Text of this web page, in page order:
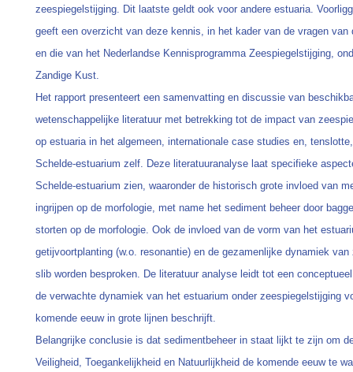
zeespiegelstijging. Dit laatste geldt ook voor andere estuaria.
geeft een overzicht van deze kennis, in het kader van de vragen van
en die van het Nederlandse Kennisprogramma Zeespiegelstijging,
Zandige Kust.
Het rapport presenteert een samenvatting en discussie van
wetenschappelijke literatuur met betrekking tot de impact van
op estuaria in het algemeen, internationale case studies en,
Schelde-estuarium zelf. Deze literatuuranalyse laat specifieke
Schelde-estuarium zien, waaronder de historisch grote invloed van
ingrijpen op de morfologie, met name het sediment beheer door
storten op de morfologie. Ook de invloed van de vorm van het
getijvoortplanting (w.o. resonantie) en de gezamenlijke dynamiek van
slib worden besproken. De literatuur analyse leidt tot een
de verwachte dynamiek van het estuarium onder zeespiegelstijging
komende eeuw in grote lijnen beschrijft.
Belangrijke conclusie is dat sedimentbeheer in staat lijkt te zijn om
Veiligheid, Toegankelijkheid en Natuurlijkheid de komende eeuw te